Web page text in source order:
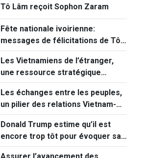
Tô Lâm reçoit Sophon Zaram
Fête nationale ivoirienne:
messages de félicitations de Tô
Lâm et de Lê Hoài Trung
Les Vietnamiens de l’étranger,
une ressource stratégique
majeure contribuant au
renforcement de la puissance
nationale
Les échanges entre les peuples,
un pilier des relations Vietnam-
Australie
Donald Trump estime qu’il est
encore trop tôt pour évoquer sa
succession politique